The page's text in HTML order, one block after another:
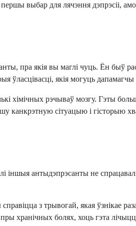
выбар для лячэння дэпрэсіі,
пра якія вы маглі чуць. Ён быў
ўласцівасці, якія могуць
хімічных рэчываў мозгу. Гэты
канкрэтную сітуацыю і гісторыю
іншыя антыдэпрэсанты не
з трывогай, якая ўзнікае
хранічных болях, хоць гэта